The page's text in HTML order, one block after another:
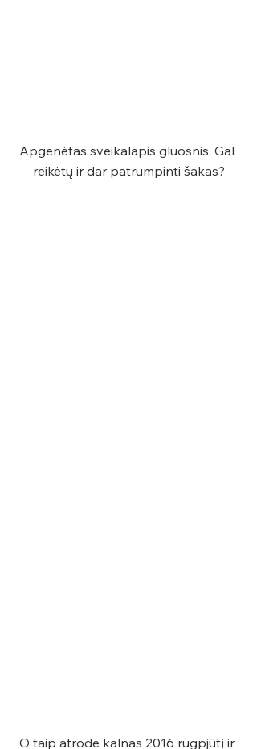
Apgenėtas sveikalapis gluosnis. Gal
reikėtų ir dar patrumpinti šakas?
O taip atrodė kalnas 2016 rugpjūtį ir